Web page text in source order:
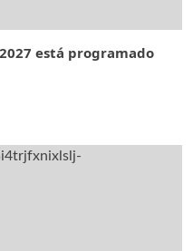
está programado